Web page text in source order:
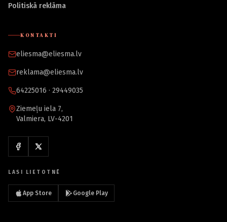
Politiskā reklāma
KONTAKTI
eliesma@eliesma.lv
reklama@eliesma.lv
64225016 · 29449035
Ziemeļu iela 7,
Valmiera, LV-4201
LASI LIETOTNĒ
App Store Google Play